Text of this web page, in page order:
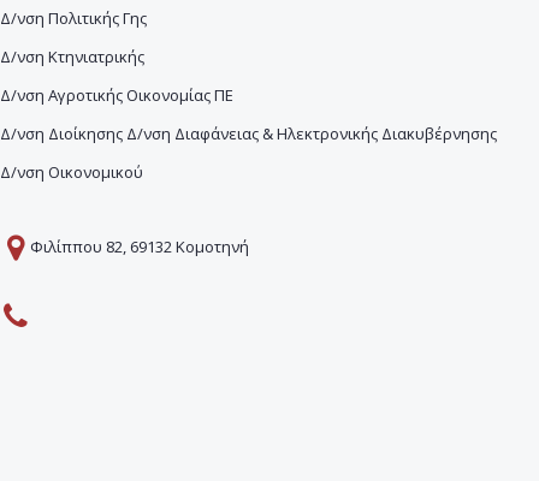
Δ/νση Πολιτικής Γης
Δ/νση Κτηνιατρικής
Δ/νση Αγροτικής Οικονομίας ΠΕ
Δ/νση Διοίκησης Δ/νση Διαφάνειας & Ηλεκτρονικής Διακυβέρνησης
Δ/νση Οικονομικού
Φιλίππου 82, 69132 Κομοτηνή